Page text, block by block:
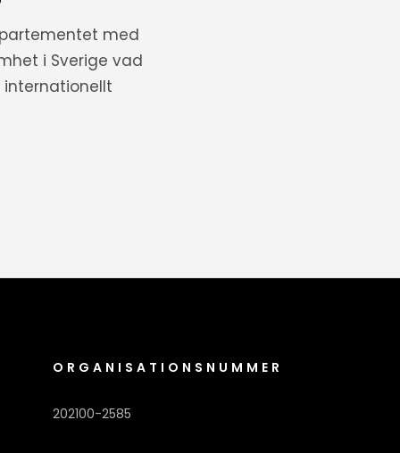
med
i Sverige vad
internationellt
ORGANISATIONSNUMMER
202100-2585